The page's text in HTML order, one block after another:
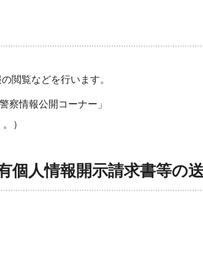
閲覧などを行います。
察情報公開コーナー」
）
個人情報開示請求書等の